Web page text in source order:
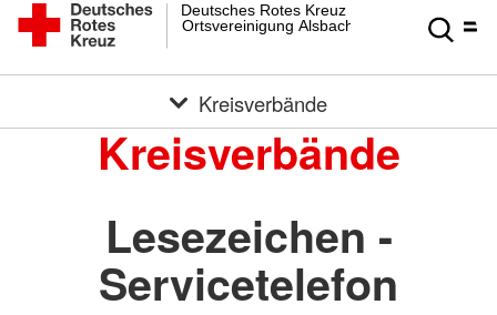
Ortsvereinigung Alsbach
Deutsches Rotes Kreuz
Kreisverbände
Kreisverbände
Lesezeichen -
Servicetelefon